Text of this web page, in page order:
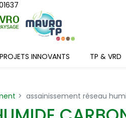
PROJETS INNOVANTS TP & VRD
assainissement réseau